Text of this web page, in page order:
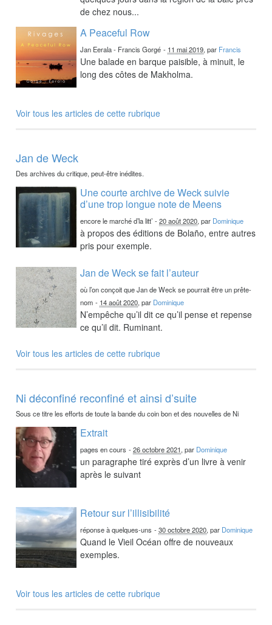
de chez nous...
A Peaceful Row
Jan Eerala - Francis Gorgé - 11 mai 2019, par Francis
Une balade en barque paisible, à minuit, le
long des côtes de Makholma.
Voir tous les articles de cette rubrique
Jan de Weck
Des archives du critique, peut-être inédites.
Une courte archive de Weck suivie
d’une trop longue note de Meens
encore le marché d’la litt’ -20 août 2020, par Dominique
à propos des éditions de Bolaño, entre autres
pris pour exemple.
Jan de Weck se fait l’auteur
où l’on conçoit que Jan de Weck se pourrait être un prête-
nom - 14 août 2020, par Dominique
N’empêche qu’il dit ce qu’il pense et repense
ce qu’il dit. Ruminant.
Voir tous les articles de cette rubrique
Ni déconfiné reconfiné et ainsi d’suite
Sous ce titre les efforts de toute la bande du coin bon et des nouvelles de Ni
Extrait
pages en cours -26 octobre 2021, par Dominique
un paragraphe tiré exprès d’un livre à venir
après le suivant
Retour sur l’illisibilité
réponse à quelques-uns -30 octobre 2020, par Dominique
Quand le Vieil Océan offre de nouveaux
exemples.
Voir tous les articles de cette rubrique